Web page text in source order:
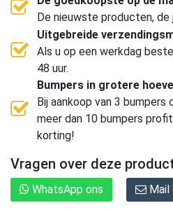
De nieuwste producten, de
Uitgebreide
Als u op een werkdag
48 uur.
Bumpers in grotere
Bij aankoop van 3 bumpers
meer dan 10 bumpers
korting!
Vragen over deze
WhatsApp ons Mail